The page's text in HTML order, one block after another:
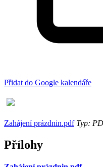
Přidat do Google kalendáře
Zahájení prázdnin.pdfTyp:
Přílohy